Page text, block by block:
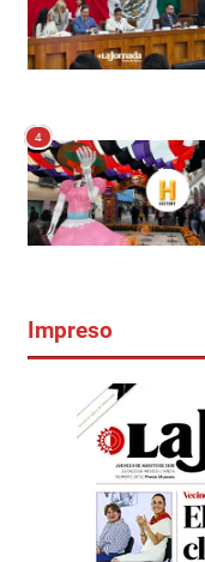
4
Impreso